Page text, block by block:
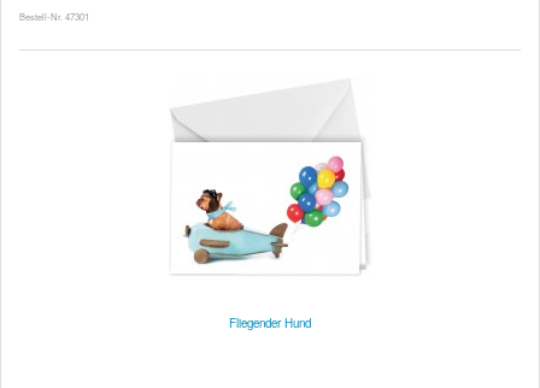
Bestell-Nr. 47301
Fliegender Hund